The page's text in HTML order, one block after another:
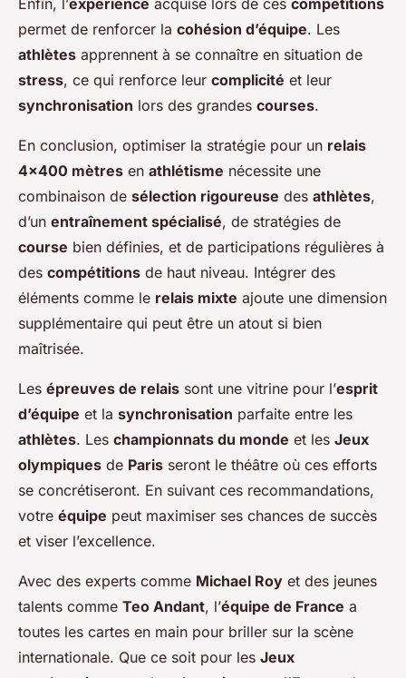
Enfin, l’expérience acquise lors de ces compétitions
permet de renforcer la cohésion d’équipe. Les
athlètes apprennent à se connaître en situation de
stress, ce qui renforce leur complicité et leur
synchronisation lors des grandes courses.
En conclusion, optimiser la stratégie pour un relais
4×400 mètres en athlétisme nécessite une
combinaison de sélection rigoureuse des athlètes,
d’un entraînement spécialisé, de stratégies de
course bien définies, et de participations régulières à
des compétitions de haut niveau. Intégrer des
éléments comme le relais mixte ajoute une dimension
supplémentaire qui peut être un atout si bien
maîtrisée.
Les épreuves de relais sont une vitrine pour l’esprit
d’équipe et la synchronisation parfaite entre les
athlètes. Les championnats du monde et les Jeux
olympiques de Paris seront le théâtre où ces efforts
se concrétiseront. En suivant ces recommandations,
votre équipe peut maximiser ses chances de succès
et viser l’excellence.
Avec des experts comme Michael Roy et des jeunes
talents comme Teo Andant, l’équipe de France a
toutes les cartes en main pour briller sur la scène
internationale. Que ce soit pour les Jeux